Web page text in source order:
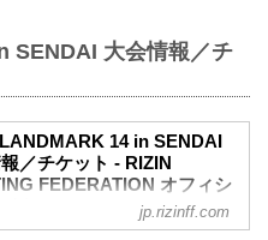
SENDAI 大会情報／チ
14 in SENDAI
／チケット - RIZIN
FEDERATION オフィシ
jp.rizinff.com